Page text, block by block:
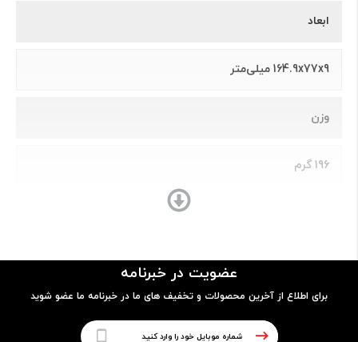
ابعاد
164.9x77x9 میلی‌متر
وزن
196 گرم
64 بیتی
عضویت در خبرنامه
برای اطلاع از آخرین محصولات و تخفیف های ما در خبرنامه ما عضو شوید